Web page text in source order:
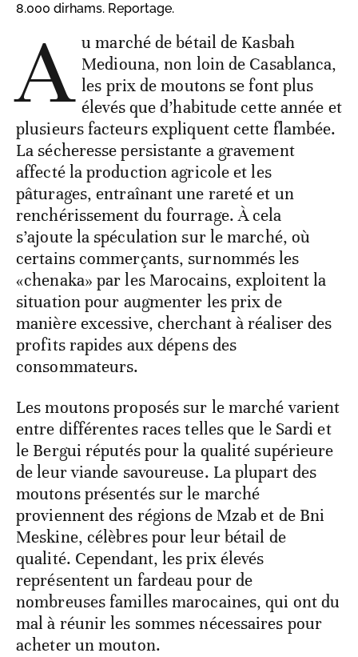
8.000 dirhams. Reportage.
A u marché de bétail de Kasbah
Mediouna, non loin de Casablanca,
les prix de moutons se font plus
élevés que d’habitude cette année et
plusieurs facteurs expliquent cette flambée.
La sécheresse persistante a gravement
affecté la production agricole et les
pâturages, entraînant une rareté et un
renchérissement du fourrage. À cela
s’ajoute la spéculation sur le marché, où
certains commerçants, surnommés les
«chenaka» par les Marocains, exploitent la
situation pour augmenter les prix de
manière excessive, cherchant à réaliser des
profits rapides aux dépens des
consommateurs.
Les moutons proposés sur le marché varient
entre différentes races telles que le Sardi et
le Bergui réputés pour la qualité supérieure
de leur viande savoureuse. La plupart des
moutons présentés sur le marché
proviennent des régions de Mzab et de Bni
Meskine, célèbres pour leur bétail de
qualité. Cependant, les prix élevés
représentent un fardeau pour de
nombreuses familles marocaines, qui ont du
mal à réunir les sommes nécessaires pour
acheter un mouton.